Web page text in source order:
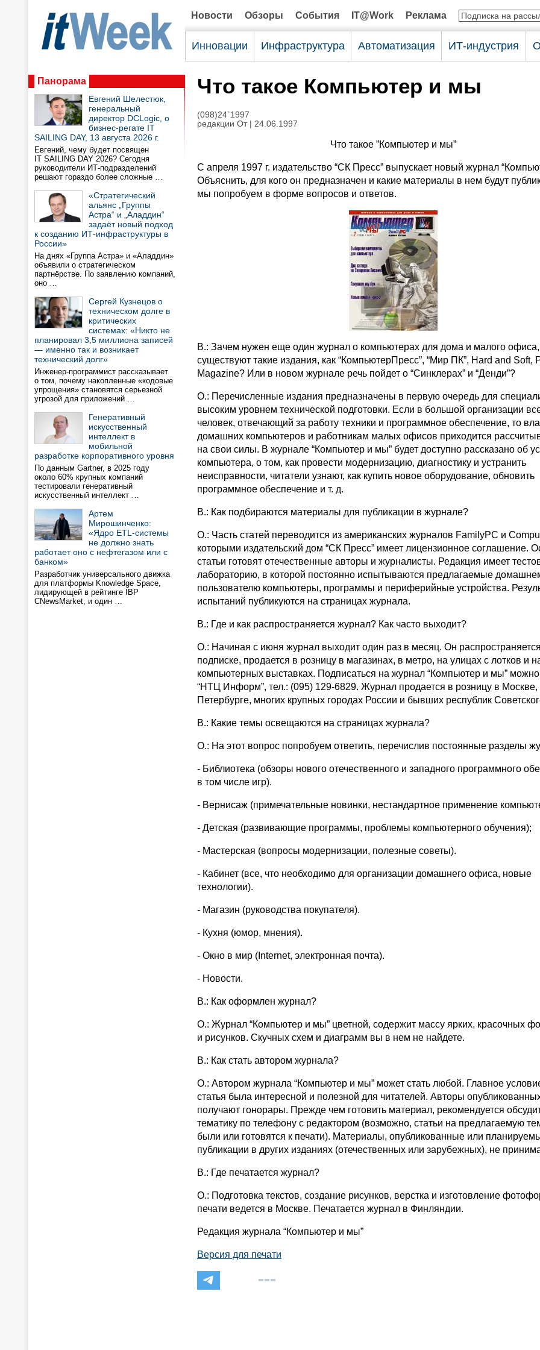
Новости Обзоры События IT@Work Реклама
Инновации Инфраструктура Автоматизация ИТ-индустрия
Панорама
Евгений Шелестюк,
генеральный
директор DCLogic, о
бизнес-регате IT
SAILING DAY, 13 августа 2026 г.
Евгений, чему будет посвящен
IT SAILING DAY 2026? Сегодня
руководители ИТ-подразделений
решают гораздо более сложные …
«Стратегический
альянс „Группы
Астра“ и „Аладдин“
задаёт новый подход
к созданию ИТ-инфраструктуры в
России»
На днях «Группа Астра» и «Аладдин»
объявили о стратегическом
партнёрстве. По заявлению компаний,
оно …
Сергей Кузнецов о
техническом долге в
критических
системах: «Никто не
планировал 3,5 миллиона записей
— именно так и возникает
технический долг»
Инженер-программист рассказывает
о том, почему накопленные «кодовые
упрощения» становятся серьезной
угрозой для приложений …
Генеративный
искусственный
интеллект в
мобильной
разработке корпоративного уровня
По данным Gartner, в 2025 году
около 60% крупных компаний
тестировали генеративный
искусственный интеллект …
Артем
Мирошинченко:
«Ядро ETL-системы
не должно знать
работает оно с нефтегазом или с
банком»
Разработчик универсального движка
для платформы Knowledge Space,
лидирующей в рейтинге IBP
CNewsMarket, и один …
Что такое Компьютер и мы
(098)24`1997
редакции От | 24.06.1997
Что такое ”Компьютер и мы”
С апреля 1997 г. издательство “СК Пресс” выпускает новый журнал
Объяснить, для кого он предназначен и какие материалы в нем будут
мы попробуем в форме вопросов и ответов.
В.: Зачем нужен еще один журнал о компьютерах для дома и малого офиса,
существуют такие издания, как “КомпьютерПресс”, “Мир ПК”, Hard and Soft,
Magazine? Или в новом журнале речь пойдет о “Синклерах” и “Денди”?
О.: Перечисленные издания предназначены в первую очередь для
высоким уровнем технической подготовки. Если в большой организации
человек, отвечающий за работу техники и программное обеспечение, то
домашних компьютеров и работникам малых офисов приходится
на свои силы. В журнале “Компьютер и мы” будет доступно рассказано об
компьютера, о том, как провести модернизацию, диагностику и устранить
неисправности, читатели узнают, как купить новое оборудование, обновить
программное обеспечение и т. д.
В.: Как подбираются материалы для публикации в журнале?
О.: Часть статей переводится из американских журналов FamilyPC и
которыми издательский дом “СК Пресс” имеет лицензионное соглашение.
статьи готовят отечественные авторы и журналисты. Редакция имеет
лабораторию, в которой постоянно испытываются предлагаемые
пользователю компьютеры, программы и периферийные устройства.
испытаний публикуются на страницах журнала.
В.: Где и как распространяется журнал? Как часто выходит?
О.: Начиная с июня журнал выходит один раз в месяц. Он
подписке, продается в розницу в магазинах, в метро, на улицах с лотков и
компьютерных выставках. Подписаться на журнал “Компьютер и мы” можно
“НТЦ Информ”, тел.: (095) 129-6829. Журнал продается в розницу в
Петербурге, многих крупных городах России и бывших республик
В.: Какие темы освещаются на страницах журнала?
О.: На этот вопрос попробуем ответить, перечислив постоянные разделы
- Библиотека (обзоры нового отечественного и западного программного
в том числе игр).
- Вернисаж (примечательные новинки, нестандартное применение
- Детская (развивающие программы, проблемы компьютерного обучения);
- Мастерская (вопросы модернизации, полезные советы).
- Кабинет (все, что необходимо для организации домашнего офиса, новые
технологии).
- Магазин (руководства покупателя).
- Кухня (юмор, мнения).
- Окно в мир (Internet, электронная почта).
- Новости.
В.: Как оформлен журнал?
О.: Журнал “Компьютер и мы” цветной, содержит массу ярких, красочных
и рисунков. Скучных схем и диаграмм вы в нем не найдете.
В.: Как стать автором журнала?
О.: Автором журнала “Компьютер и мы” может стать любой. Главное
статья была интересной и полезной для читателей. Авторы
получают гонорары. Прежде чем готовить материал, рекомендуется
тематику по телефону с редактором (возможно, статьи на предлагаемую
были или готовятся к печати). Материалы, опубликованные или
публикации в других изданиях (отечественных или зарубежных), не
В.: Где печатается журнал?
О.: Подготовка текстов, создание рисунков, верстка и изготовление
печати ведется в Москве. Печатается журнал в Финляндии.
Редакция журнала “Компьютер и мы”
Версия для печати